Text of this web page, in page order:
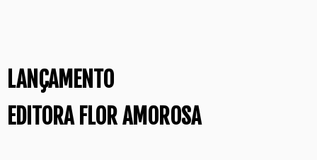
LANÇAMENTO
EDITORA FLOR AMOROSA